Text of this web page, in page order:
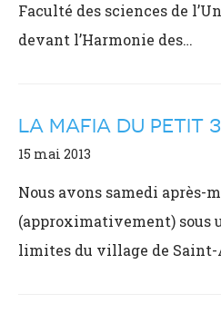
Faculté des sciences de
devant l’Harmonie des…
LA MAFIA DU PETIT
15 mai 2013
Nous avons samedi après-
(approximativement) sous
limites du village de